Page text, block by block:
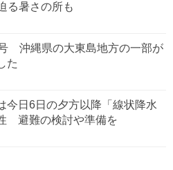
暑さの所も
号 沖縄県の大東島地方の一部が
た
今日6日の夕方以降「線状降水
避難の検討や準備を